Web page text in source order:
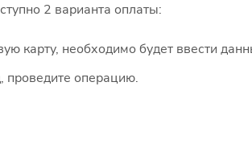
2 варианта оплаты:
необходимо будет ввести
проведите операцию.